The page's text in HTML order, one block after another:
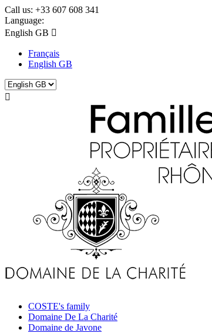
Call us: +33 607 608 341
Language:
English GB 
Français
English GB

COSTE's family
Domaine De La Charité
Domaine de Javone